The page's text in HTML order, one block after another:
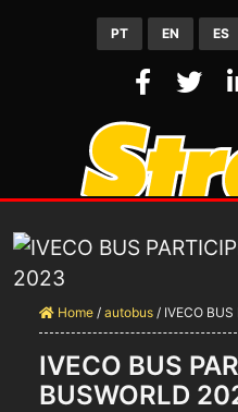
PT EN ES
Home / autobus / IVECO
IVECO BUS
BUSWORLD